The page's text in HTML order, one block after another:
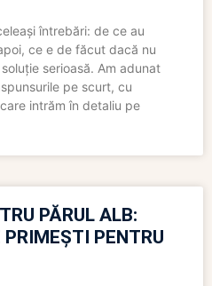
întrebări: de ce au
ce e de făcut dacă nu
serioasă. Am adunat
pe scurt, cu
intrăm în detaliu pe
PĂRUL ALB:
PENTRU